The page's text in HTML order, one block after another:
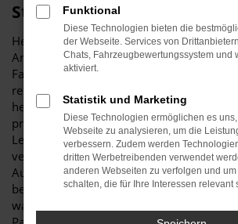
Stiglmayr
Herzlich willkommen bei Autohaus
Anlaufstelle für exzellente VW Passat
Fahrzeuge für Ingolstadt und Umgebung!
renommiertes Autohaus ist stolz darauf,
herausragende Auswahl an VW Passat
präsentieren, die höchste Standards in
Leistung erfüllen. Wir sind seit Jahren Ihr
vertrauenswürdiger Partner, wenn es um
Automobile geht. Erfahren Sie mehr über
beeindruckende VW Passat
warum Autohaus Stiglmayr die
Funktional
Diese Technologien bieten die
der Webseite. Services von
Chats, Fahrzeugbewertungssystem und
aktiviert.
Statistik und Marketing
Diese Technologien ermöglichen es
Webseite zu analysieren, um die
verbessern. Zudem werden
dritten Werbetreibenden verwendet
anderen Webseiten zu verfolgen und
schalten, die für Ihre Interessen relevant